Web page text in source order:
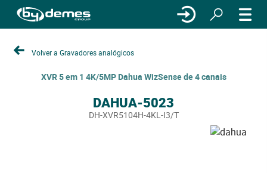
Volver a Gravadores analógicos
XVR 5 em 1 4K/5MP Dahua WizSense de 4 canais
DAHUA-5023
DH-XVR5104H-4KL-I3/T